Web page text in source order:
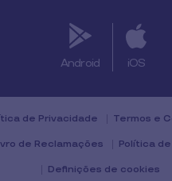
Android iOS
de Privacidade Termos e
de Reclamações Política
Definições de cookies